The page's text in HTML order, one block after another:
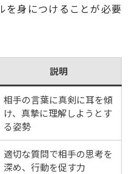
を身につけることが必要
説明
相手の言葉に真剣に耳を傾
け、真摯に理解しようとす
る姿勢
適切な質問で相手の思考を
深め、行動を促す力